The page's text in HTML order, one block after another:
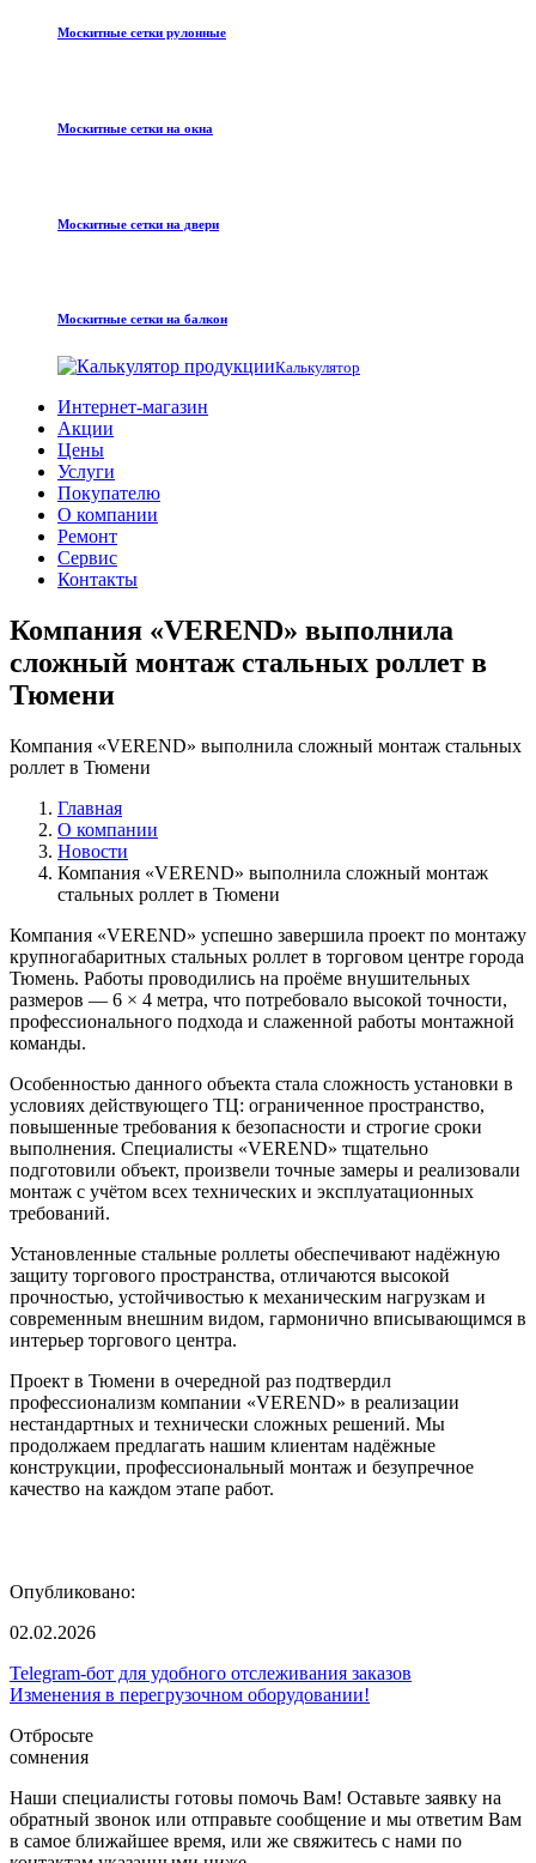
Москитные сетки рулонные
Москитные сетки на окна
Москитные сетки на двери
Москитные сетки на балкон
Калькулятор
Интернет-магазин
Акции
Цены
Услуги
Покупателю
О компании
Ремонт
Сервис
Контакты
Компания «VEREND» выполнила
сложный монтаж стальных роллет в
Тюмени
Компания «VEREND» выполнила сложный монтаж стальных
роллет в Тюмени
Главная
О компании
Новости
Компания «VEREND» выполнила сложный монтаж
стальных роллет в Тюмени
Компания «VEREND» успешно завершила проект по монтажу
крупногабаритных стальных роллет в торговом центре города
Тюмень. Работы проводились на проёме внушительных
размеров — 6 × 4 метра, что потребовало высокой точности,
профессионального подхода и слаженной работы монтажной
команды.
Особенностью данного объекта стала сложность установки в
условиях действующего ТЦ: ограниченное пространство,
повышенные требования к безопасности и строгие сроки
выполнения. Специалисты «VEREND» тщательно
подготовили объект, произвели точные замеры и реализовали
монтаж с учётом всех технических и эксплуатационных
требований.
Установленные стальные роллеты обеспечивают надёжную
защиту торгового пространства, отличаются высокой
прочностью, устойчивостью к механическим нагрузкам и
современным внешним видом, гармонично вписывающимся в
интерьер торгового центра.
Проект в Тюмени в очередной раз подтвердил
профессионализм компании «VEREND» в реализации
нестандартных и технически сложных решений. Мы
продолжаем предлагать нашим клиентам надёжные
конструкции, профессиональный монтаж и безупречное
качество на каждом этапе работ.
Опубликовано:
02.02.2026
Telegram-бот для удобного отслеживания заказов
Изменения в перегрузочном оборудовании!
Отбросьте
сомнения
Наши специалисты готовы помочь Вам! Оставьте заявку на
обратный звонок или отправьте сообщение и мы ответим Вам
в самое ближайшее время, или же свяжитесь с нами по